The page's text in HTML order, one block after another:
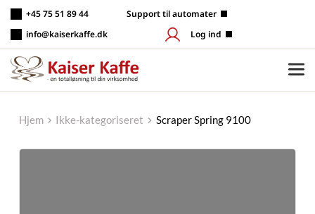
indhold
+45 75 51 89 44
info@kaiserkaffe.dk
Support til automater
Log ind
Hjem Ikke-kategoriseret Scraper Spring 9100